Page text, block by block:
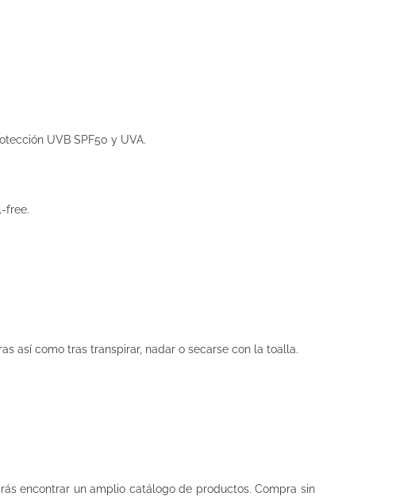
UVB SPF50 y UVA.
free.
así como tras transpirar, nadar o secarse con la toalla.
encontrar un amplio catálogo de productos. Compra sin